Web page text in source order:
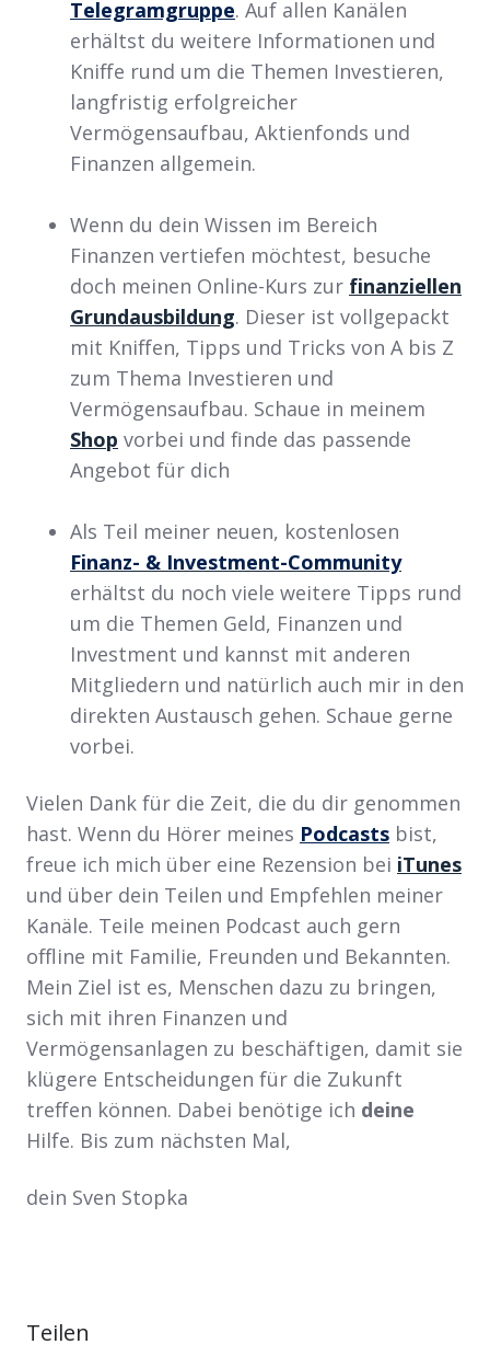
Telegramgruppe. Auf allen Kanälen
erhältst du weitere Informationen und
Kniffe rund um die Themen Investieren,
langfristig erfolgreicher
Vermögensaufbau, Aktienfonds und
Finanzen allgemein.
Wenn du dein Wissen im Bereich
Finanzen vertiefen möchtest, besuche
doch meinen Online-Kurs zur finanziellen
Grundausbildung. Dieser ist vollgepackt
mit Kniffen, Tipps und Tricks von A bis Z
zum Thema Investieren und
Vermögensaufbau. Schaue in meinem
Shop vorbei und finde das passende
Angebot für dich
Als Teil meiner neuen, kostenlosen
Finanz- & Investment-Community
erhältst du noch viele weitere Tipps rund
um die Themen Geld, Finanzen und
Investment und kannst mit anderen
Mitgliedern und natürlich auch mir in den
direkten Austausch gehen. Schaue gerne
vorbei.
Vielen Dank für die Zeit, die du dir genommen
hast. Wenn du Hörer meines Podcasts bist,
freue ich mich über eine Rezension bei iTunes
und über dein Teilen und Empfehlen meiner
Kanäle. Teile meinen Podcast auch gern
offline mit Familie, Freunden und Bekannten.
Mein Ziel ist es, Menschen dazu zu bringen,
sich mit ihren Finanzen und
Vermögensanlagen zu beschäftigen, damit sie
klügere Entscheidungen für die Zukunft
treffen können. Dabei benötige ich deine
Hilfe. Bis zum nächsten Mal,
dein Sven Stopka
Teilen